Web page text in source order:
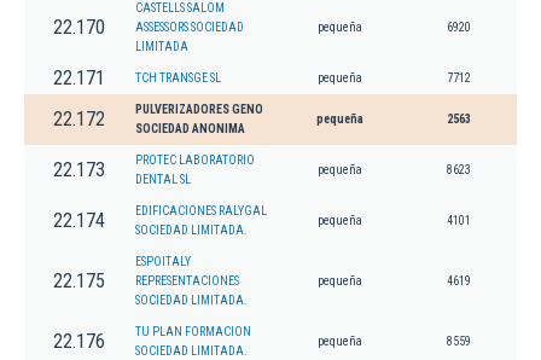
22.170
CASTELLS SALOM
ASSESSORS SOCIEDAD
LIMITADA
pequeña 6920
22.171 TCH TRANSGE SL pequeña 7712
22.172
PULVERIZADORES GENO
SOCIEDAD ANONIMA
pequeña 2563
22.173
PROTEC LABORATORIO
DENTAL SL
pequeña 8623
22.174
EDIFICACIONES RALYGAL
SOCIEDAD LIMITADA.
pequeña 4101
22.175
ESPOITALY
REPRESENTACIONES
SOCIEDAD LIMITADA.
pequeña 4619
22.176
TU PLAN FORMACION
SOCIEDAD LIMITADA.
pequeña 8559